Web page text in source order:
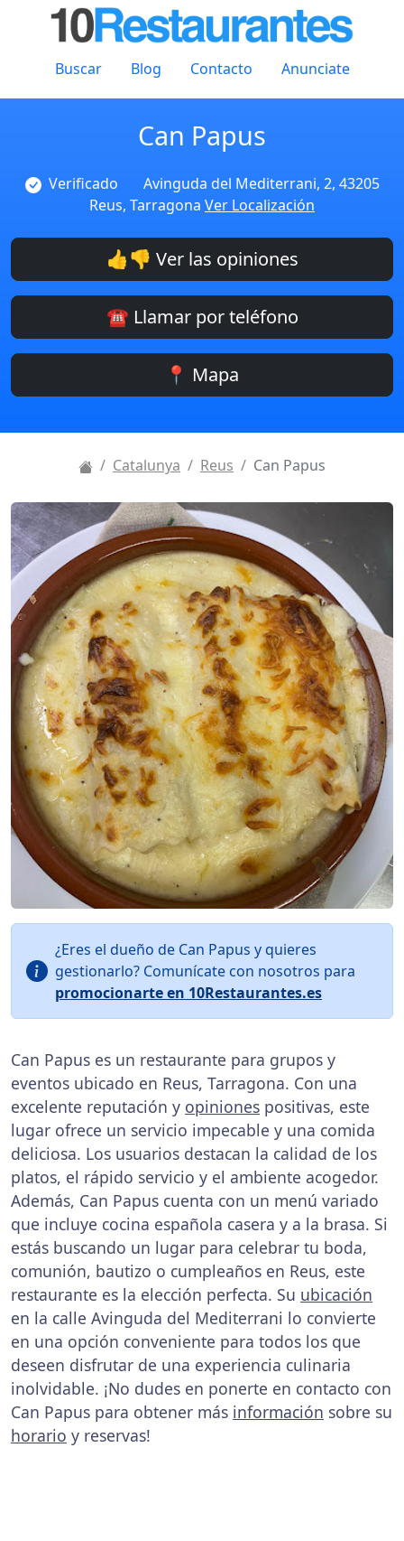
Buscar Blog Contacto Anunciate
Can Papus
Verificado
Avinguda del Mediterrani, 2, 43205
Reus, Tarragona Ver Localización
👍👎 Ver las opiniones
☎️ Llamar por teléfono
📍 Mapa
Catalunya Reus Can Papus
¿Eres el dueño de Can Papus y quieres
gestionarlo? Comunícate con nosotros para
promocionarte en 10Restaurantes.es
Can Papus es un restaurante para grupos y
eventos ubicado en Reus, Tarragona. Con una
excelente reputación y opiniones positivas, este
lugar ofrece un servicio impecable y una comida
deliciosa. Los usuarios destacan la calidad de los
platos, el rápido servicio y el ambiente acogedor.
Además, Can Papus cuenta con un menú variado
que incluye cocina española casera y a la brasa. Si
estás buscando un lugar para celebrar tu boda,
comunión, bautizo o cumpleaños en Reus, este
restaurante es la elección perfecta. Su ubicación
en la calle Avinguda del Mediterrani lo convierte
en una opción conveniente para todos los que
deseen disfrutar de una experiencia culinaria
inolvidable. ¡No dudes en ponerte en contacto con
Can Papus para obtener más información sobre su
horario y reservas!